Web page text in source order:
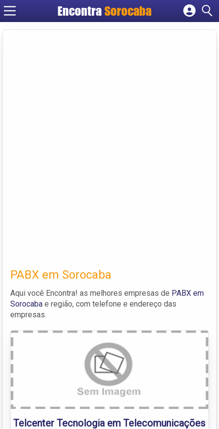
EncontraSorocaba
Cadastrar empresa
PABX em Sorocaba
Aqui você Encontra! as melhores empresas de PABX em
Sorocaba e região, com telefone e endereço das
empresas.
Telcenter Tecnologia em Telecomunicações